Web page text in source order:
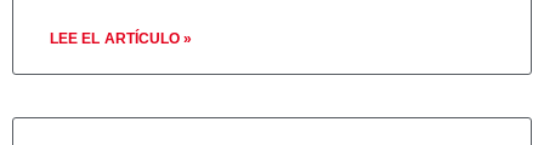
LEE EL ARTÍCULO »